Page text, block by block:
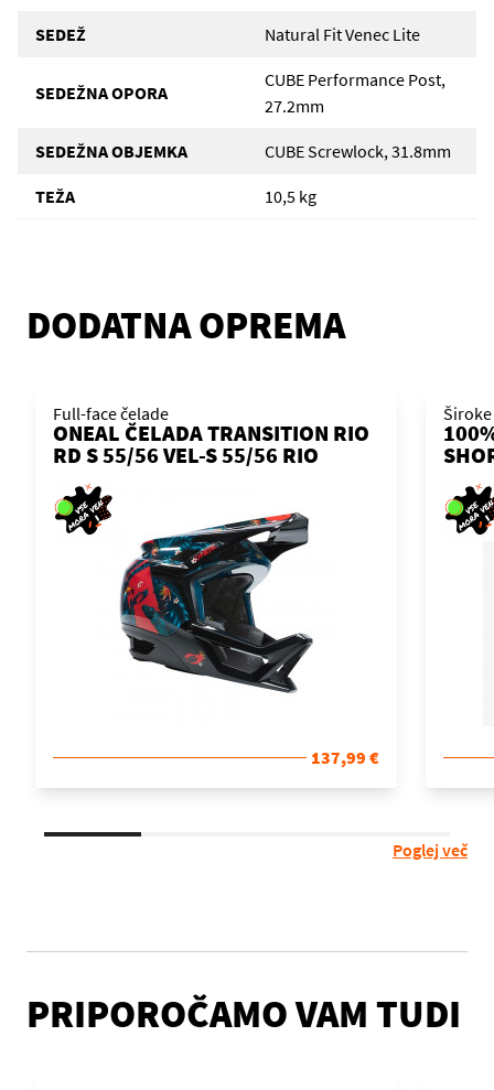
SEDEŽ Natural Fit Venec Lite
SEDEŽNA OPORA
CUBE Performance Post,
27.2mm
SEDEŽNA OBJEMKA CUBE Screwlock, 31.8mm
TEŽA 10,5 kg
DODATNA OPREMA
Full-face čelade
ONEAL ČELADA TRANSITION RIO
RD S 55/56 VEL-S 55/56 RIO
137,99 €
Poglej več
PRIPOROČAMO VAM TUDI